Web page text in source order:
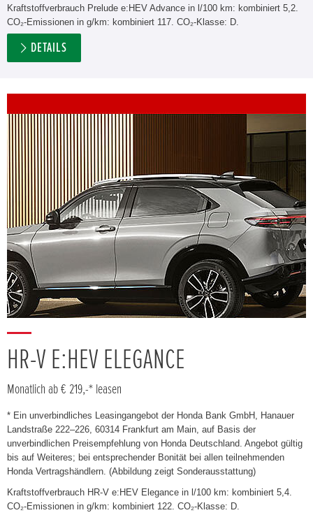
Kraftstoffverbrauch Prelude e:HEV Advance in l/100 km: kombiniert 5,2.
CO₂-Emissionen in g/km: kombiniert 117. CO₂-Klasse: D.
DETAILS
HR-V E:HEV ELEGANCE
Monatlich ab € 219,-* leasen
* Ein unverbindliches Leasingangebot der Honda Bank GmbH, Hanauer
Landstraße 222–226, 60314 Frankfurt am Main, auf Basis der
unverbindlichen Preisempfehlung von Honda Deutschland. Angebot gültig
bis auf Weiteres; bei entsprechender Bonität bei allen teilnehmenden
Honda Vertragshändlern. (Abbildung zeigt Sonderausstattung)
Kraftstoffverbrauch HR-V e:HEV Elegance in l/100 km: kombiniert 5,4.
CO₂-Emissionen in g/km: kombiniert 122. CO₂-Klasse: D.